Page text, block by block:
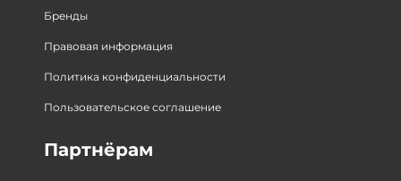
Бренды
Правовая информация
Политика конфиденциальности
Пользовательское соглашение
Партнёрам